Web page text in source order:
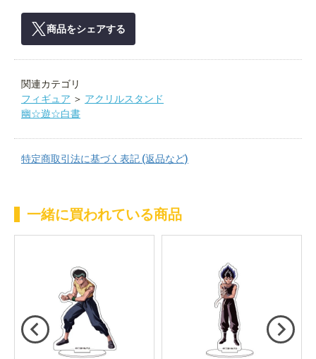
商品をシェアする
関連カテゴリ
フィギュア ＞ アクリルスタンド
幽☆遊☆白書
特定商取引法に基づく表記 (返品など)
一緒に買われている商品